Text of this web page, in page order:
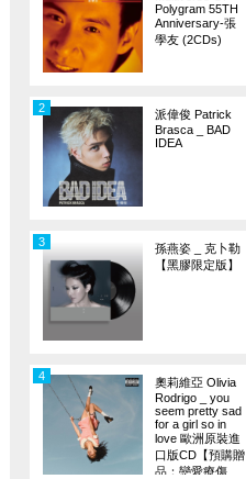
Polygram 55TH
Anniversary-張
學友 (2CDs)
派偉俊 Patrick
Brasca _ BAD
IDEA
2
孫燕姿 _ 克卜勒
【黑膠限定版】
3
奧莉維亞 Olivia
Rodrigo _ you
seem pretty sad
for a girl so in
love 歐洲原裝進
口版CD【預購贈
品：戀愛療傷
4